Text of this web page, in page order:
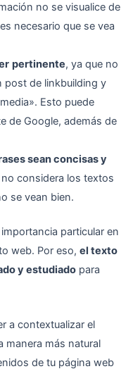
no se visualice de
necesario que se vea
pertinente, ya que no
post de linkbuilding y
Esto puede
de Google, además de
sean concisas y
considera los textos
se vean bien.
particular en
web. Por eso,el texto
y estudiado para
a contextualizar el
manera más natural
de tu página web